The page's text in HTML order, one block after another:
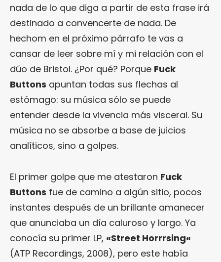
nada de lo que diga a partir de esta frase irá
destinado a convencerte de nada. De
hechom en el próximo párrafo te vas a
cansar de leer sobre mí y mi relación con el
dúo de Bristol. ¿Por qué? Porque Fuck
Buttons apuntan todas sus flechas al
estómago: su música sólo se puede
entender desde la vivencia más visceral. Su
música no se absorbe a base de juicios
analíticos, sino a golpes.
El primer golpe que me atestaron Fuck
Buttons fue de camino a algún sitio, pocos
instantes después de un brillante amanecer
que anunciaba un día caluroso y largo. Ya
conocía su primer LP, «Street Horrrsing«
(ATP Recordings, 2008), pero este había